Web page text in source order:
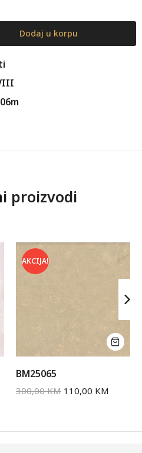
Dodaj u korpu
proizvodi
AKCIJA!
BM25065
300,00KM 110,00 KM